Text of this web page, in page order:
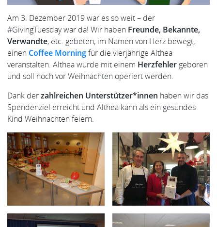
Am 3. Dezember 2019 war es so weit – der
#GivingTuesday war da! Wir haben Freunde, Bekannte,
Verwandte, etc. gebeten, im Namen von Herz bewegt,
einen Coffee Morningfür die vierjährige Althea
veranstalten. Althea wurde mit einem Herzfehler geboren
und soll noch vor Weihnachten operiert werden.
Dank derzahlreichen Unterstützer*innen haben wir das
Spendenziel erreicht und Althea kann als ein gesundes
Kind Weihnachten feiern.